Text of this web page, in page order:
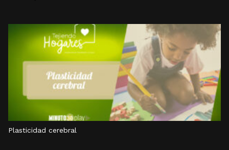
Plasticidad cerebral